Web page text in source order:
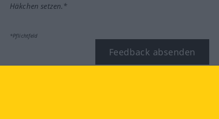
Häkchen setzen.*
*Pflichtfeld
Feedback absenden